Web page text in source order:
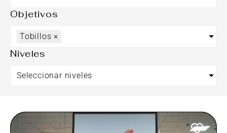
Objetivos
Tobillos ×
Niveles
Seleccionar niveles